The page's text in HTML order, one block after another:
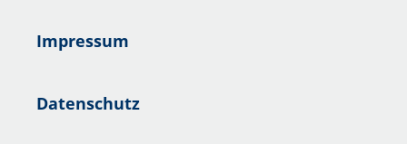
Impressum
Datenschutz